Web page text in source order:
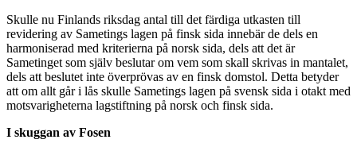
Skulle nu Finlands riksdag antal till det färdiga utkasten till
revidering av Sametings lagen på finsk sida innebär de dels en
harmoniserad med kriterierna på norsk sida, dels att det är
Sametinget som själv beslutar om vem som skall skrivas in mantalet,
dels att beslutet inte överprövas av en finsk domstol. Detta betyder
att om allt går i lås skulle Sametings lagen på svensk sida i otakt med
motsvarigheterna lagstiftning på norsk och finsk sida.
I skuggan av Fosen